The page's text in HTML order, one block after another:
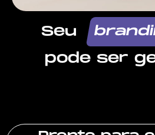
Seu
pode ser